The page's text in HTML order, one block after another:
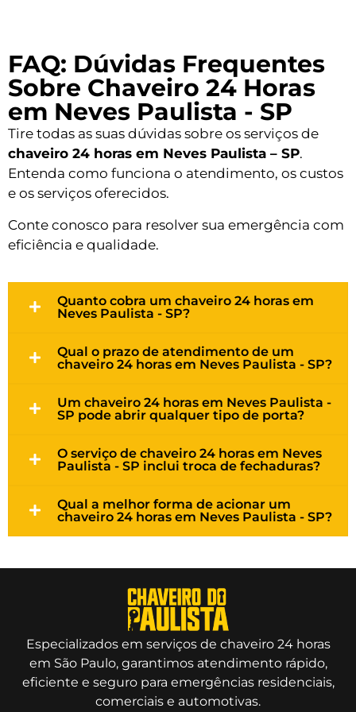
FAQ: Dúvidas Frequentes
Sobre Chaveiro 24 Horas
em Neves Paulista - SP
Tire todas as suas dúvidas sobre os serviços de
chaveiro 24 horas em Neves Paulista – SP.
Entenda como funciona o atendimento, os custos
e os serviços oferecidos.
Conte conosco para resolver sua emergência com
eficiência e qualidade.
Quanto cobra um chaveiro 24 horas em
Neves Paulista - SP?
Qual o prazo de atendimento de um
chaveiro 24 horas em Neves Paulista - SP?
Um chaveiro 24 horas em Neves Paulista -
SP pode abrir qualquer tipo de porta?
O serviço de chaveiro 24 horas em Neves
Paulista - SP inclui troca de fechaduras?
Qual a melhor forma de acionar um
chaveiro 24 horas em Neves Paulista - SP?
Especializados em serviços de chaveiro 24 horas
em São Paulo, garantimos atendimento rápido,
eficiente e seguro para emergências residenciais,
comerciais e automotivas.